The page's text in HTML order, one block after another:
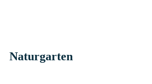
Naturgarten